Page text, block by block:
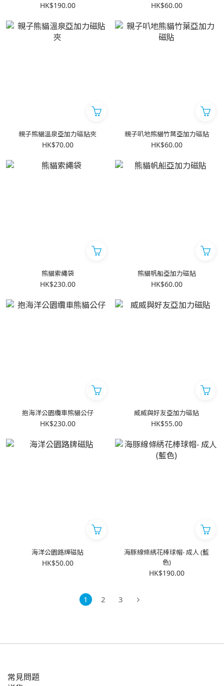
HK$190.00 HK$60.00
親子熊貓溫泉亞加力磁貼夾
HK$70.00
親子叭地熊貓竹葉亞加力磁貼
HK$60.00
熊貓索繩袋
HK$230.00
熊貓帆船亞加力磁貼
HK$60.00
抱海洋公園纜車熊貓公仔
HK$230.00
威威與好友亞加力磁貼
HK$55.00
海洋公園路牌磁貼
HK$50.00
海豚線條綉花棒球帽- 成人 (藍
色)
HK$190.00
1 2 3
常見問題